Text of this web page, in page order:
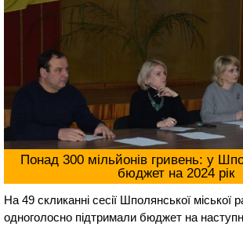
Понад 300 мільйонів гривень: у
бюджет на 2024 рік
На 49 скликанні сесії Шполянської міської
одноголосно підтримали бюджет на